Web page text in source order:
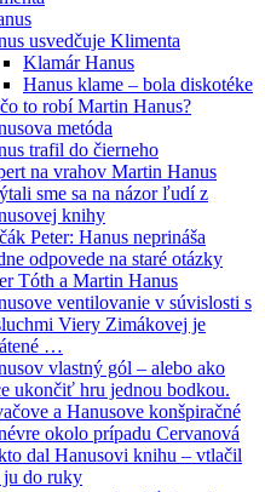
usvedčuje Klimenta
Klamár Hanus
Hanus klame – bola diskotéke
to robí Martin Hanus?
metóda
trafil do čierneho
na vrahov Martin Hanus
sme sa na názor ľudí z
knihy
Peter: Hanus neprináša
odpovede na staré otázky
Tóth a Martin Hanus
ventilovanie v súvislosti s
Viery Zimákovej je
…
vlastný gól – alebo ako
ukončiť hru jednou bodkou.
a Hanusove konšpiračné
okolo prípadu Cervanová
dal Hanusovi knihu – vtlačil
ju do ruky